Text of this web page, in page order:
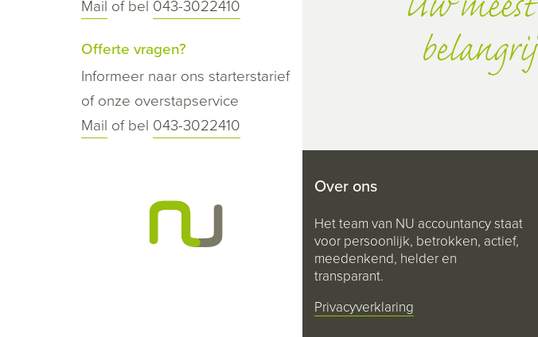
Mail of bel 043-3022410
Offerte vragen?
Informeer naar ons starterstarief
of onze overstapservice
Mail of bel 043-3022410
Over ons
Het team van NU accountancy staat
voor persoonlijk, betrokken, actief,
meedenkend, helder en
transparant.
Privacyverklaring